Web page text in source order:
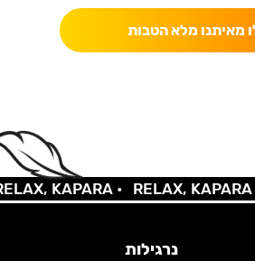
מאיתנו מלא הטבות
KAPARA • RELAX, KAPARA •
נרגילות